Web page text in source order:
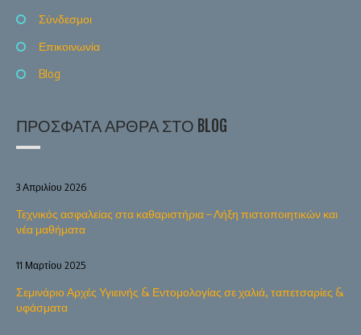
Σύνδεσμοι
Επικοινωνία
Blog
ΠΡΌΣΦΑΤΑ ΆΡΘΡΑ ΣΤΟ BLOG
Τεχνικός ασφαλείας στα καθαριστήρια – Λήξη πιστοποιητικών και
νέα μαθήματα
3 Απριλίου 2026
Σεμινάριο Αρχές Υγιεινής & Εντομολογίας σε χαλιά, ταπετσαρίες &
υφάσματα
11 Μαρτίου 2025